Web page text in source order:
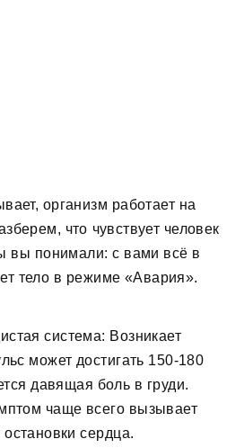
организм работает на
что чувствует человек
вы понимали: с вами всё в
тело в режиме «Авария».
система: Возникает
может достигать 150-180
давящая боль в груди.
чаще всего вызывает
сердца.